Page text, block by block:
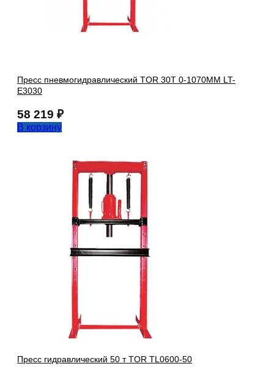
Пресс пневмогидравлический TOR 30T 0-1070MM LT-
E3030
58 219 ₽
В корзину
Пресс гидравлический 50 т TOR TL0600-50